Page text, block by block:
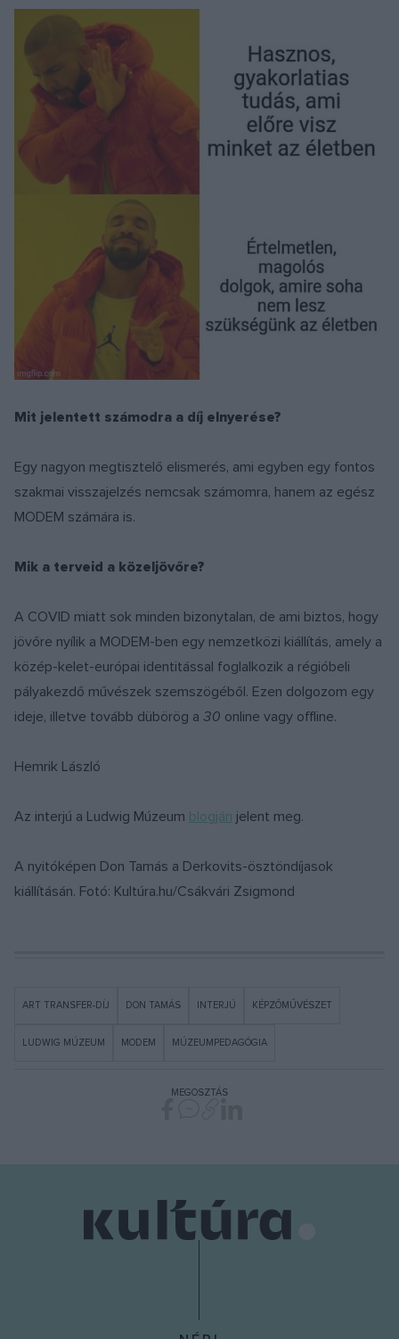
Mit jelentett számodra a díj elnyerése?
Egy nagyon megtisztelő elismerés, ami egyben egy fontos
szakmai visszajelzés nemcsak számomra, hanem az egész
MODEM számára is.
Mik a terveid a közeljövőre?
A COVID miatt sok minden bizonytalan, de ami biztos, hogy
jövőre nyílik a MODEM-ben egy nemzetközi kiállítás, amely a
közép-kelet-európai identitással foglalkozik a régióbeli
pályakezdő művészek szemszögéből. Ezen dolgozom egy
ideje, illetve tovább dübörög a 30 online vagy offline.
Hemrik László
Az interjú a Ludwig Múzeum blogján jelent meg.
A nyitóképen Don Tamás a Derkovits-ösztöndíjasok
kiállításán. Fotó: Kultúra.hu/Csákvári Zsigmond
ART TRANSFER-DÍJ DON TAMÁS INTERJÚ KÉPZŐMŰVÉSZET
LUDWIG MÚZEUM MODEM MÚZEUMPEDAGÓGIA
MEGOSZTÁS